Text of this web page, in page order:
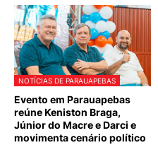
NOTÍCIAS DE PARAUAPEBAS
Evento em Parauapebas
reúne Keniston Braga,
Júnior do Macre e Darci e
movimenta cenário político